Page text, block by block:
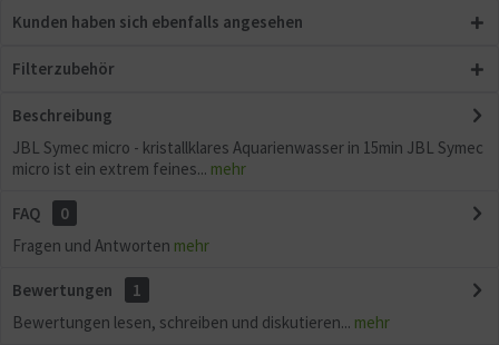
Kunden haben sich ebenfalls angesehen
Filterzubehör
Beschreibung
JBL Symec micro - kristallklares Aquarienwasser in 15min JBL Symec
micro ist ein extrem feines... mehr
FAQ
0
Fragen und Antworten mehr
Bewertungen
1
Bewertungen lesen, schreiben und diskutieren... mehr